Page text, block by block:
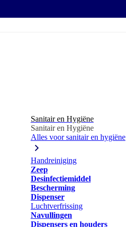
Sanitair en Hygiëne
Sanitair en Hygiëne
Alles voor sanitair en hygiëne
Handreiniging
Zeep
Desinfectiemiddel
Bescherming
Dispenser
Luchtverfrissing
Navullingen
Dispensers en houders